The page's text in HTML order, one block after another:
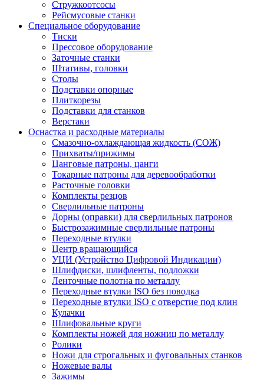
Стружкоотсосы
Рейсмусовые станки
Специальное оборудование
Тиски
Прессовое оборудование
Заточные станки
Штативы, головки
Столы
Подставки опорные
Плиткорезы
Подставки для станков
Верстаки
Оснастка и расходные материалы
Смазочно-охлаждающая жидкость (СОЖ)
Прихваты/прижимы
Цанговые патроны, цанги
Токарные патроны для деревообработки
Расточные головки
Комплекты резцов
Сверлильные патроны
Дорны (оправки) для сверлильных патронов
Быстрозажимные сверлильные патроны
Переходные втулки
Центр вращающийся
УЦИ (Устройство Цифровой Индикации)
Шлифдиски, шлифленты, подложки
Ленточные полотна по металлу
Переходные втулки ISO без поводка
Переходные втулки ISO с отверстие под клин
Кулачки
Шлифовальные круги
Комплекты ножей для ножниц по металлу
Ролики
Ножи для строгальных и фуговальных станков
Ножевые валы
Зажимы